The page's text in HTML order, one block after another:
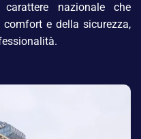
nazionale che
e della sicurezza,